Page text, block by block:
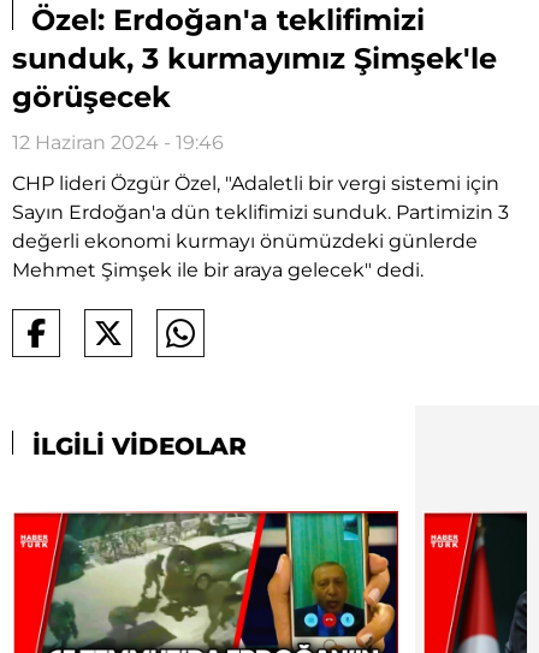
Özel: Erdoğan'a teklifimizi
sunduk, 3 kurmayımız Şimşek'le
görüşecek
12 Haziran 2024 - 19:46
CHP lideri Özgür Özel, "Adaletli bir vergi sistemi için
Sayın Erdoğan'a dün teklifimizi sunduk. Partimizin 3
değerli ekonomi kurmayı önümüzdeki günlerde
Mehmet Şimşek ile bir araya gelecek" dedi.
İLGİLİ VİDEOLAR